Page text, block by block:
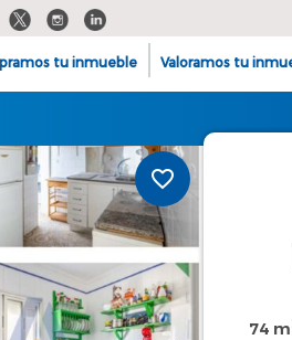
tu inmueble Valoramos tu
74 m